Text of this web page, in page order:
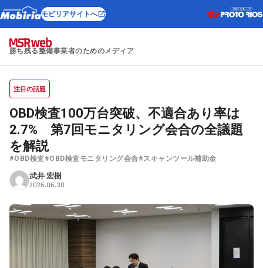
モビリアサイトへ
勝ち残る整備事業者のためのメディア
注目の話題
OBD検査100万台突破、不適合あり率は
2.7% 第7回モニタリング会合の全議題
を解説
#OBD検査#OBD検査モニタリング会合#スキャンツール補助金
武井 宏樹
2026.06.30